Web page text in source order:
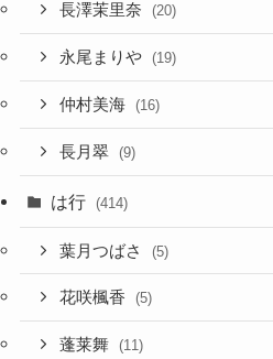
長澤茉里奈 (20)
永尾まりや (19)
仲村美海 (16)
長月翠 (9)
は行 (414)
葉月つばさ (5)
花咲楓香 (5)
蓬莱舞 (11)